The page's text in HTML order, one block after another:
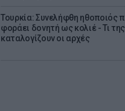
Τουρκία: Συνελήφθη ηθοποιός
φοράει δoνητή ως κολιέ - Τι της
καταλογίζουν οι αρχές